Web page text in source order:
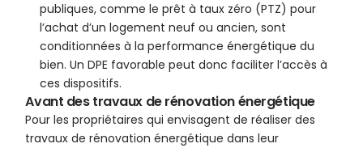
publiques, comme le prêt à taux zéro (PTZ) pour
l’achat d’un logement neuf ou ancien, sont
conditionnées à la performance énergétique du
bien. Un DPE favorable peut donc faciliter l’accès à
ces dispositifs.
Avant des travaux de rénovation énergétique
Pour les propriétaires qui envisagent de réaliser des
travaux de rénovation énergétique dans leur